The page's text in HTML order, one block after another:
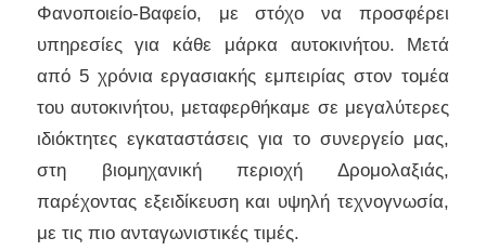
Φανοποιείο-Βαφείο, με στόχο να προσφέρει
υπηρεσίες για κάθε μάρκα αυτοκινήτου. Μετά
από 5 χρόνια εργασιακής εμπειρίας στον τομέα
του αυτοκινήτου, μεταφερθήκαμε σε μεγαλύτερες
ιδιόκτητες εγκαταστάσεις για το συνεργείο μας,
στη βιομηχανική περιοχή Δρομολαξιάς,
παρέχοντας εξειδίκευση και υψηλή τεχνογνωσία,
με τις πιο ανταγωνιστικές τιμές.